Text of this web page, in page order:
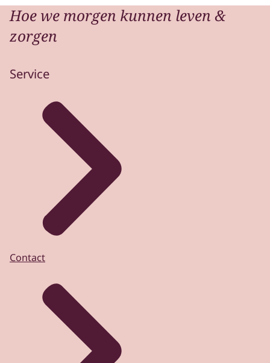
Hoe we morgen kunnen leven &
zorgen
Service
Contact